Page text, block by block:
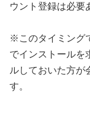
ウント登録は必要
※このタイミング
でインストールを
ルしておいた方が
す。